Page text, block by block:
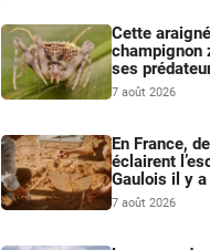
Cette
champignon
ses
7 août 2026
En France,
éclairent
Gaulois il y
7 août 2026